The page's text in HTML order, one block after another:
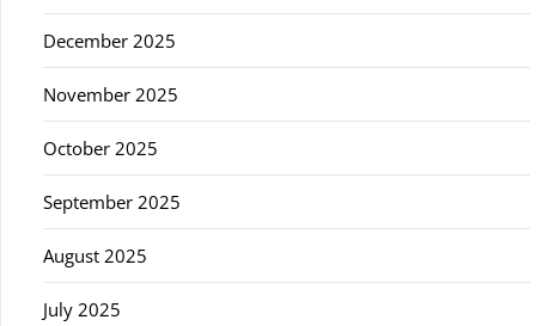
December 2025
November 2025
October 2025
September 2025
August 2025
July 2025